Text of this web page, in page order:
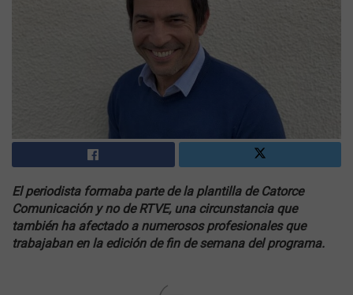
El periodista formaba parte de la plantilla de Catorce
Comunicación y no de RTVE, una circunstancia que
también ha afectado a numerosos profesionales que
trabajaban en la edición de fin de semana del programa.